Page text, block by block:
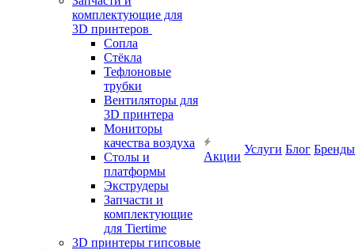
комплектующие для
3D принтеров
Сопла
Cтёкла
Тефлоновые
трубки
Вентиляторы для
3D принтера
Мониторы
качества воздуха
Столы и
платформы
Экструдеры
Запчасти и
комплектующие
для Tiertime
3D принтеры гипсовые
Акции
Услуги Блог Бренды